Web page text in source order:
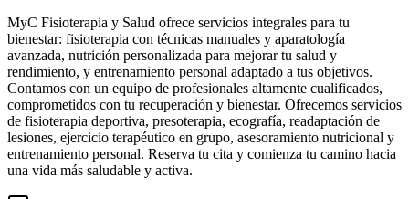
MyC Fisioterapia y Salud ofrece servicios integrales para tu
bienestar: fisioterapia con técnicas manuales y aparatología
avanzada, nutrición personalizada para mejorar tu salud y
rendimiento, y entrenamiento personal adaptado a tus objetivos.
Contamos con un equipo de profesionales altamente cualificados,
comprometidos con tu recuperación y bienestar. Ofrecemos servicios
de fisioterapia deportiva, presoterapia, ecografía, readaptación de
lesiones, ejercicio terapéutico en grupo, asesoramiento nutricional y
entrenamiento personal. Reserva tu cita y comienza tu camino hacia
una vida más saludable y activa.